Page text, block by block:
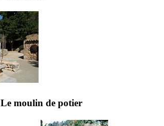
Le moulin de potier